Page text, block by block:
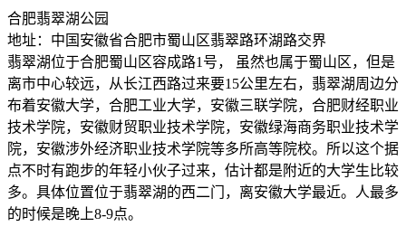
合肥翡翠湖公园
地址：中国安徽省合肥市蜀山区翡翠路环湖路交界
翡翠湖位于合肥蜀山区容成路1号， 虽然也属于蜀山区，但是
离市中心较远，从长江西路过来要15公里左右，翡翠湖周边分
布着安徽大学，合肥工业大学，安徽三联学院，合肥财经职业
技术学院，安徽财贸职业技术学院，安徽绿海商务职业技术学
院，安徽涉外经济职业技术学院等多所高等院校。所以这个据
点不时有跑步的年轻小伙子过来，估计都是附近的大学生比较
多。具体位置位于翡翠湖的西二门，离安徽大学最近。人最多
的时候是晚上8-9点。